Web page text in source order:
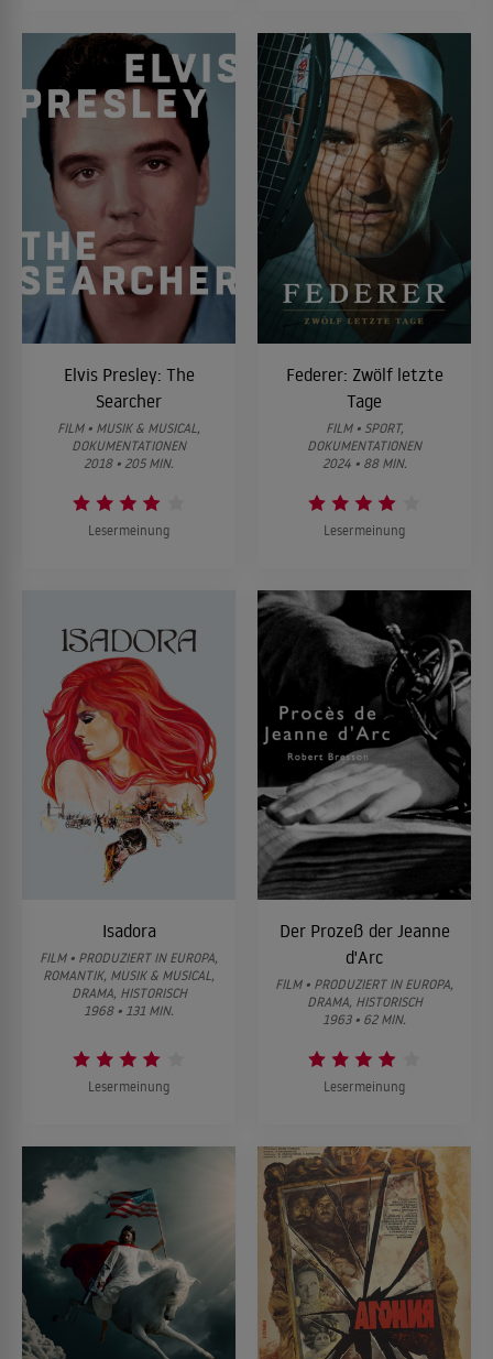
Elvis Presley: The
Searcher
FILM • MUSIK & MUSICAL,
DOKUMENTATIONEN
2018 • 205 MIN.
Lesermeinung
Federer: Zwölf letzte
Tage
FILM • SPORT,
DOKUMENTATIONEN
2024 • 88 MIN.
Lesermeinung
Isadora
FILM • PRODUZIERT IN EUROPA,
ROMANTIK, MUSIK & MUSICAL,
DRAMA, HISTORISCH
1968 • 131 MIN.
Lesermeinung
Der Prozeß der Jeanne
d'Arc
FILM • PRODUZIERT IN EUROPA,
DRAMA, HISTORISCH
1963 • 62 MIN.
Lesermeinung